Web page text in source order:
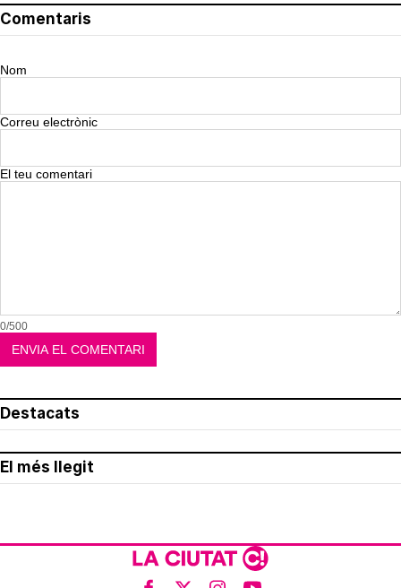
Comentaris
Nom
Correu electrònic
El teu comentari
0/500
Destacats
El més llegit